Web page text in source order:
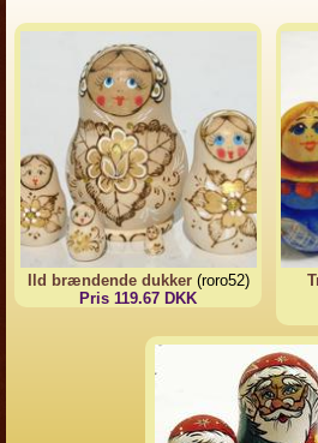
Ild brændende dukker(roro52)
Pris 119.67 DKK